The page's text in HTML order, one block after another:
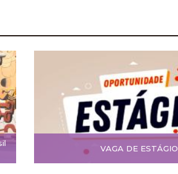
VAGA DE ESTÁGIO